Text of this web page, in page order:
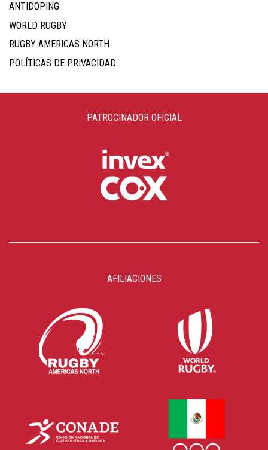
ANTIDOPING
WORLD RUGBY
RUGBY AMERICAS NORTH
POLÍTICAS DE PRIVACIDAD
PATROCINADOR OFICIAL
AFILIACIONES